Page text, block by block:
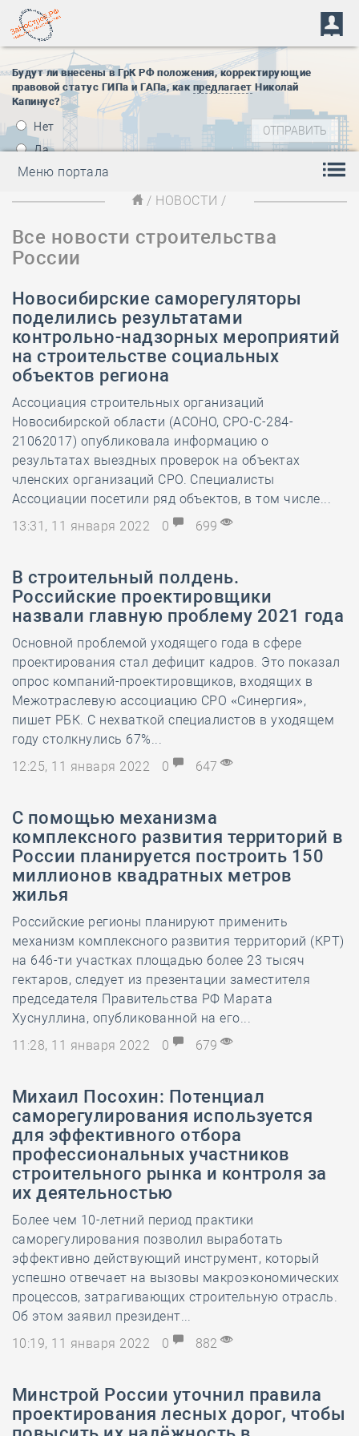
Будут ли внесены в ГрК РФ положения, корректирующие
правовой статус ГИПа и ГАПа, как предлагает Николай
Капинус?
Нет
Да
Меню портала
/ НОВОСТИ /
Все новости строительства
России
Новосибирские саморегуляторы
поделились результатами
контрольно-надзорных мероприятий
на строительстве социальных
объектов региона
Ассоциация строительных организаций
Новосибирской области (АСОНО, СРО-С-284-
21062017) опубликовала информацию о
результатах выездных проверок на объектах
членских организаций СРО. Специалисты
Ассоциации посетили ряд объектов, в том числе...
13:31, 11 января 2022
0 699
В строительный полдень.
Российские проектировщики
назвали главную проблему 2021 года
Основной проблемой уходящего года в сфере
проектирования стал дефицит кадров. Это показал
опрос компаний-проектировщиков, входящих в
Межотраслевую ассоциацию СРО «Синергия»,
пишет РБК. С нехваткой специалистов в уходящем
году столкнулись 67%...
12:25, 11 января 2022
0 647
С помощью механизма
комплексного развития территорий в
России планируется построить 150
миллионов квадратных метров
жилья
Российские регионы планируют применить
механизм комплексного развития территорий (КРТ)
на 646-ти участках площадью более 23 тысяч
гектаров, следует из презентации заместителя
председателя Правительства РФ Марата
Хуснуллина, опубликованной на его...
11:28, 11 января 2022
0 679
Михаил Посохин: Потенциал
саморегулирования используется
для эффективного отбора
профессиональных участников
строительного рынка и контроля за
их деятельностью
Более чем 10-летний период практики
саморегулирования позволил выработать
эффективно действующий инструмент, который
успешно отвечает на вызовы макроэкономических
процессов, затрагивающих строительную отрасль.
Об этом заявил президент...
10:19, 11 января 2022
0 882
Минстрой России уточнил правила
проектирования лесных дорог, чтобы